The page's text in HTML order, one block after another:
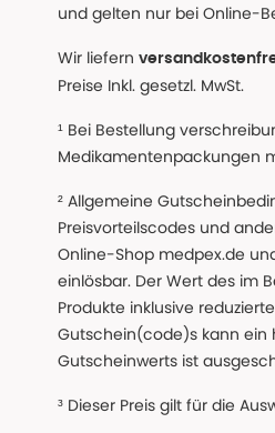
und gelten nur bei Online-
Wir liefern
Preise Inkl. gesetzl. MwSt.
¹ Bei Bestellung
Medikamentenpackungen
² Allgemeine
Preisvorteilscodes und
Online-Shop medpex.de
einlösbar. Der Wert des im
Produkte inklusive
Gutschein(code)s kann ein
Gutscheinwerts ist
³ Dieser Preis gilt für die